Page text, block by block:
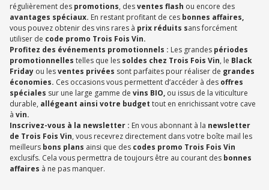
régulièrement des promotions, desventes flash ou encore des
avantages spéciaux. En restant profitant de ces bonnes affaires,
vous pouvez obtenir des vins rares à prix réduits sans forcément
utiliser de code promo Trois Fois Vin.
Profitez des événements promotionnels : Les grandes périodes
promotionnelles telles que les soldes chez Trois Fois Vin, le Black
Friday ou lesventes privées sont parfaites pour réaliser de grandes
économies. Ces occasions vous permettent d’accéder à des offres
spéciales sur une large gamme de vins BIO, ou issus de la viticulture
durable, allégeant ainsi votre budget tout en enrichissant votre cave
à vin.
Inscrivez-vous à la newsletter : En vous abonnant à la newsletter
de Trois Fois Vin, vous recevrez directement dans votre boîte mail les
meilleurs bons plans ainsi que des codes promo Trois Fois Vin
exclusifs. Cela vous permettra de toujours être au courant des bonnes
affaires à ne pas manquer.